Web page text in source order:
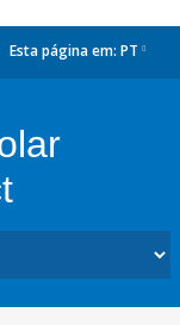
Esta página em: PT